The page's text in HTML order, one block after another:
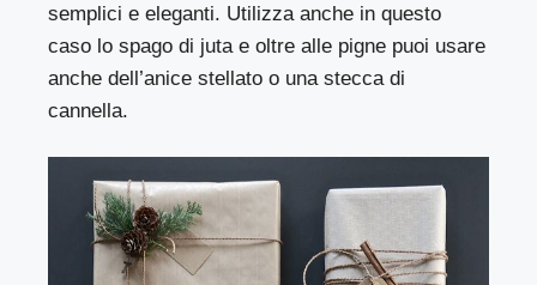
semplici e eleganti. Utilizza anche in questo
caso lo spago di juta e oltre alle pigne puoi usare
anche dell’anice stellato o una stecca di
cannella.